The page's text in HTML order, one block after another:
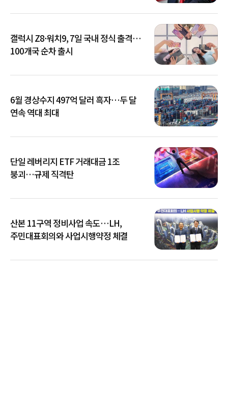
갤럭시 Z8·워치9, 7일 국내 정식 출격…
100개국 순차 출시
6월 경상수지 497억 달러 흑자…두 달
연속 역대 최대
단일 레버리지 ETF 거래대금 1조
붕괴…규제 직격탄
산본 11구역 정비사업 속도…LH,
주민대표회의와 사업시행약정 체결